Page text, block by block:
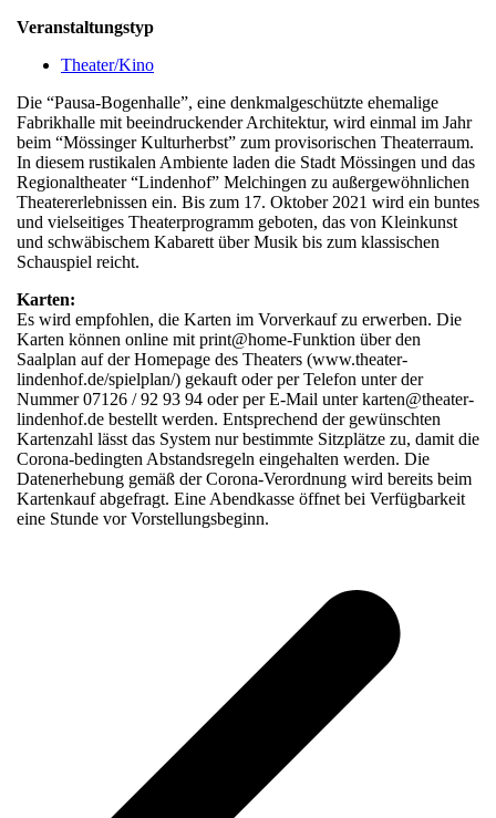
Veranstaltungstyp
Theater/Kino
Die “Pausa-Bogenhalle”, eine denkmalgeschützte ehemalige
Fabrikhalle mit beeindruckender Architektur, wird einmal im Jahr
beim “Mössinger Kulturherbst” zum provisorischen Theaterraum.
In diesem rustikalen Ambiente laden die Stadt Mössingen und das
Regionaltheater “Lindenhof” Melchingen zu außergewöhnlichen
Theatererlebnissen ein. Bis zum 17. Oktober 2021 wird ein buntes
und vielseitiges Theaterprogramm geboten, das von Kleinkunst
und schwäbischem Kabarett über Musik bis zum klassischen
Schauspiel reicht.
Karten:
Es wird empfohlen, die Karten im Vorverkauf zu erwerben. Die
Karten können online mit print@home-Funktion über den
Saalplan auf der Homepage des Theaters (www.theater-
lindenhof.de/spielplan/) gekauft oder per Telefon unter der
Nummer 07126 / 92 93 94 oder per E-Mail unter karten@theater-
lindenhof.de bestellt werden. Entsprechend der gewünschten
Kartenzahl lässt das System nur bestimmte Sitzplätze zu, damit die
Corona-bedingten Abstandsregeln eingehalten werden. Die
Datenerhebung gemäß der Corona-Verordnung wird bereits beim
Kartenkauf abgefragt. Eine Abendkasse öffnet bei Verfügbarkeit
eine Stunde vor Vorstellungsbeginn.